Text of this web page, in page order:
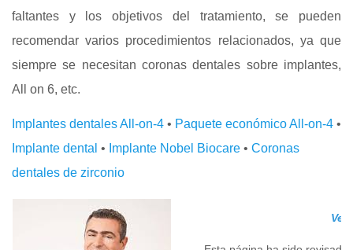
faltantes y los objetivos del tratamiento, se pueden
recomendar varios procedimientos relacionados, ya que
siempre se necesitan coronas dentales sobre implantes,
All on 6, etc.
Implantes dentales All-on-4 • Paquete económico All-on-4 •
Implante dental • Implante Nobel Biocare • Coronas
dentales de zirconio